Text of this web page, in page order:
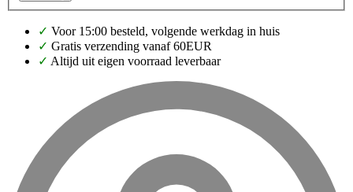
✓ Voor 15:00 besteld, volgende werkdag in huis
✓ Gratis verzending vanaf 60EUR
✓ Altijd uit eigen voorraad leverbaar